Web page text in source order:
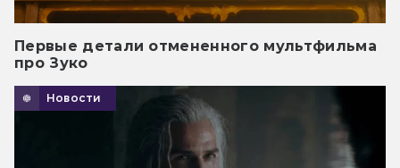
Первые детали отмененного мультфильма
про Зуко
Новости